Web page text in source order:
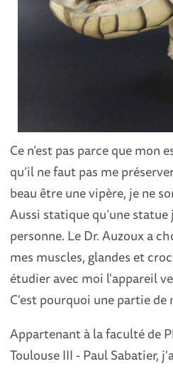
Ce n’est pas parce que mon
qu’il ne faut pas me
beau être une vipère, je ne
Aussi statique qu’une
personne. Le Dr. Auzoux a
mes muscles, glandes et
étudier avec moi l'appareil
C'est pourquoi une partie de
Appartenant à la faculté de
Toulouse III - Paul Sabatier,